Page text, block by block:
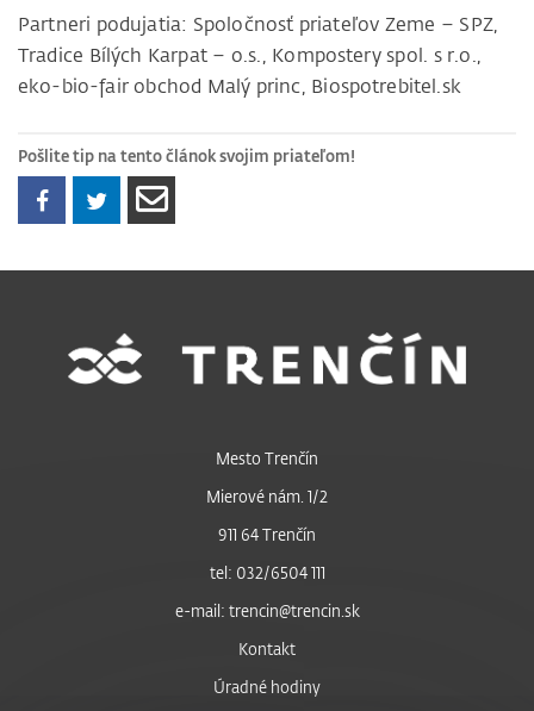
Partneri podujatia: Spoločnosť priateľov Zeme – SPZ,
Tradice Bílých Karpat – o.s., Kompostery spol. s r.o.,
eko-bio-fair obchod Malý princ, Biospotrebitel.sk
Pošlite tip na tento článok svojim priateľom!
Mesto Trenčín
Mierové nám. 1/2
911 64 Trenčín
tel: 032/6504 111
e-mail: trencin@trencin.sk
Kontakt
Úradné hodiny